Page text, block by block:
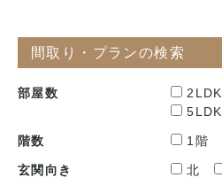
間取り・プランの検索
部屋数 2LDK
5LDK
階数 1階
玄関向き 北